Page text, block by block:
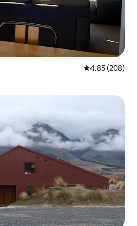
औसत रेटिंग 5 में से
4.85 (208)